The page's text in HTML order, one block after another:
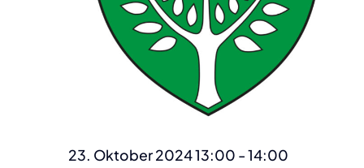
23. Oktober 2024 13:00 -14:00